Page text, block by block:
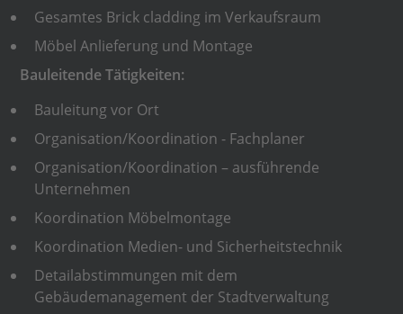
Gesamtes Brick cladding im Verkaufsraum
Möbel Anlieferung und Montage
Bauleitende Tätigkeiten:
Bauleitung vor Ort
Organisation/Koordination - Fachplaner
Organisation/Koordination – ausführende
Unternehmen
Koordination Möbelmontage
Koordination Medien- und Sicherheitstechnik
Detailabstimmungen mit dem
Gebäudemanagement der Stadtverwaltung